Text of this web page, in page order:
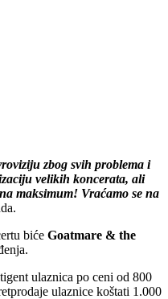
zbog svih problema i
velikih koncerata, ali
maksimum! Vraćamo se na
biće Goatmare & the
ulaznica po ceni od 800
ulaznice koštati 1.000